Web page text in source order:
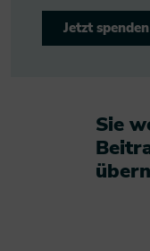
Jetzt spenden
Sie